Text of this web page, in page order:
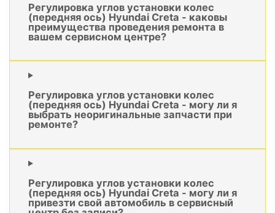
Регулировка углов установки колес
(передняя ось) Hyundai Creta - каковы
преимущества проведения ремонта в
вашем сервисном центре?
Регулировка углов установки колес
(передняя ось) Hyundai Creta - могу ли я
выбрать неоригинальные запчасти при
ремонте?
Регулировка углов установки колес
(передняя ось) Hyundai Creta - могу ли я
привезти свой автомобиль в сервисный